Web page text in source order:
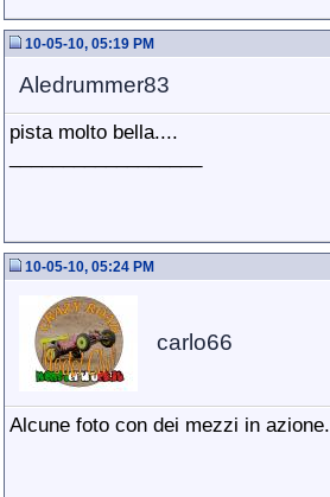
10-05-10, 05:19 PM
Aledrummer83
pista molto bella....
10-05-10, 05:24 PM
carlo66
Alcune foto con dei mezzi in azione.